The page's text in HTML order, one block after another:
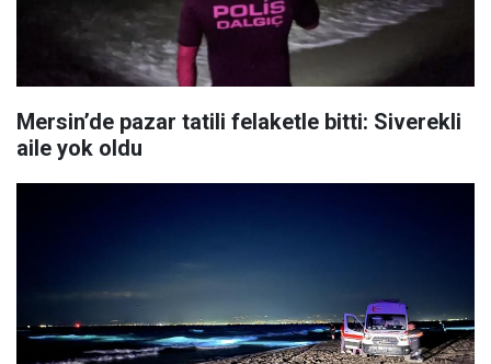
Mersin’de pazar tatili felaketle bitti: Siverekli
aile yok oldu